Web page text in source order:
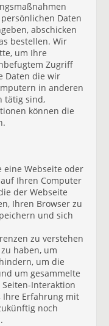
Daten
abschicken
bestellen. Wir
um Ihre
Zugriff
Daten die wir
in anderen
tätig sind,
können die
eine Webseite oder
Ihren Computer
der Webseite
Ihren Browser zu
und sich
zu verstehen
haben, um
um die
um gesammelte
Interaktion
Ihre Erfahrung mit
noch